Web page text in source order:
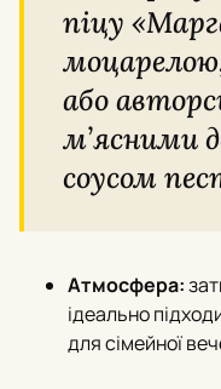
піцу
або
м’ясними
соусом
Атмосфера:
ідеально
для сімейної